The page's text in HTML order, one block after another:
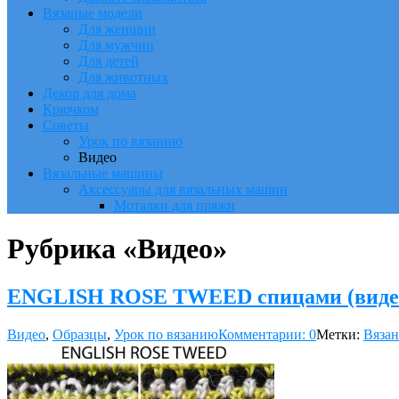
Вязаные модели
Для женщин
Для мужчин
Для детей
Для животных
Декор для дома
Крючком
Советы
Урок по вязанию
Видео
Вязальные машины
Аксессуары для вязальных машин
Моталки для пряжи
Рубрика «Видео»
ENGLISH ROSE TWEED спицами
Видео, Образцы, Урок по вязаниюКомментарии: 0Метки: